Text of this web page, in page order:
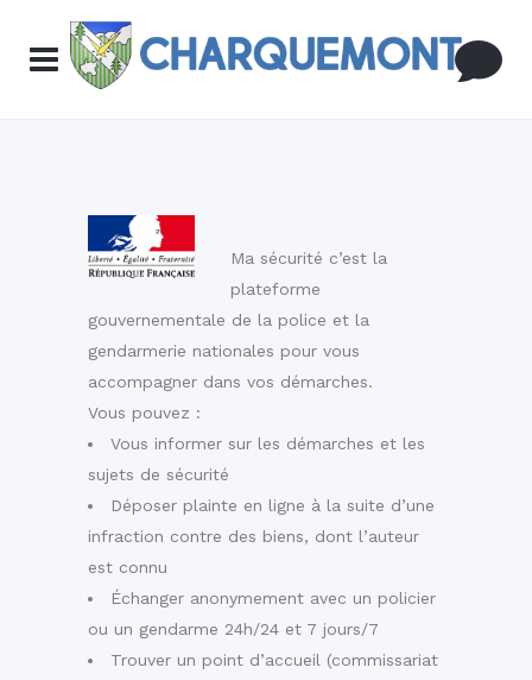
Ma sécurité c’est la
plateforme
gouvernementale de la police et la
gendarmerie nationales pour vous
accompagner dans vos démarches.
Vous pouvez :
Vous informer sur les démarches et les
sujets de sécurité
Déposer plainte en ligne à la suite d’une
infraction contre des biens, dont l’auteur
est connu
Échanger anonymement avec un policier
ou un gendarme 24h/24 et 7 jours/7
Trouver un point d’accueil (commissariat